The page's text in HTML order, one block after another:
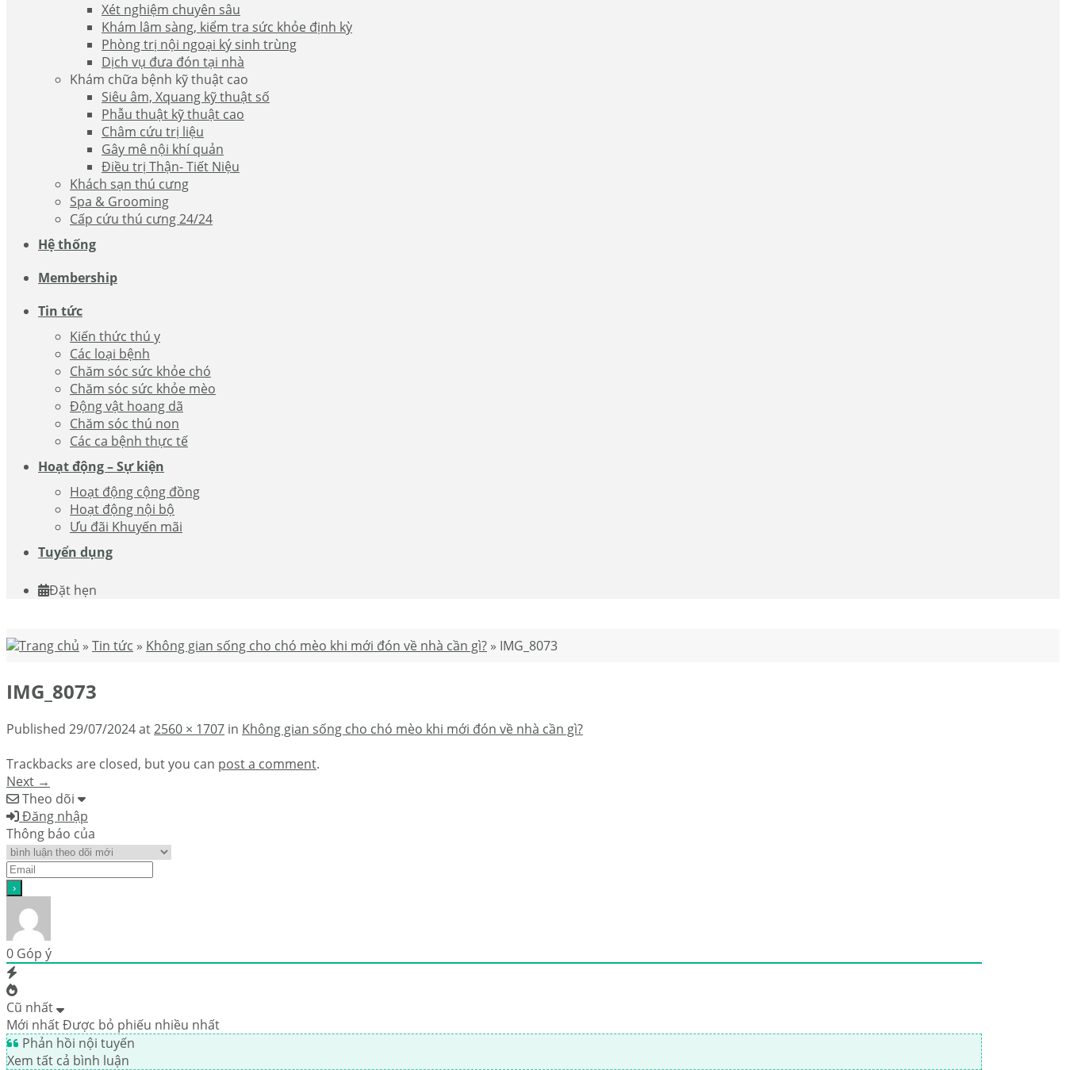
Xét nghiệm chuyên sâu
Khám lâm sàng, kiểm tra sức khỏe định kỳ
Phòng trị nội ngoại ký sinh trùng
Dịch vụ đưa đón tại nhà
Khám chữa bệnh kỹ thuật cao
Siêu âm, Xquang kỹ thuật số
Phẫu thuật kỹ thuật cao
Châm cứu trị liệu
Gây mê nội khí quản
Điều trị Thận- Tiết Niệu
Khách sạn thú cưng
Spa & Grooming
Cấp cứu thú cưng 24/24
Hệ thống
Membership
Tin tức
Kiến thức thú y
Các loại bệnh
Chăm sóc sức khỏe chó
Chăm sóc sức khỏe mèo
Động vật hoang dã
Chăm sóc thú non
Các ca bệnh thực tế
Hoạt động – Sự kiện
Hoạt động cộng đồng
Hoạt động nội bộ
Ưu đãi Khuyến mãi
Tuyển dụng
Đặt hẹn
Trang chủ » Tin tức » Không gian sống cho chó mèo khi mới đón về nhà cần gì? » IMG_8073
IMG_8073
Published 29/07/2024at2560 × 1707 in Không gian sống cho chó mèo khi mới đón về nhà cần gì?
Trackbacks are closed, but you can post a comment.
Next →
Theo dõi
Đăng nhập
Thông báo của
0 Góp ý
Cũ nhất
Mới nhấtĐược bỏ phiếu nhiều nhất
Phản hồi nội tuyến
Xem tất cả bình luận